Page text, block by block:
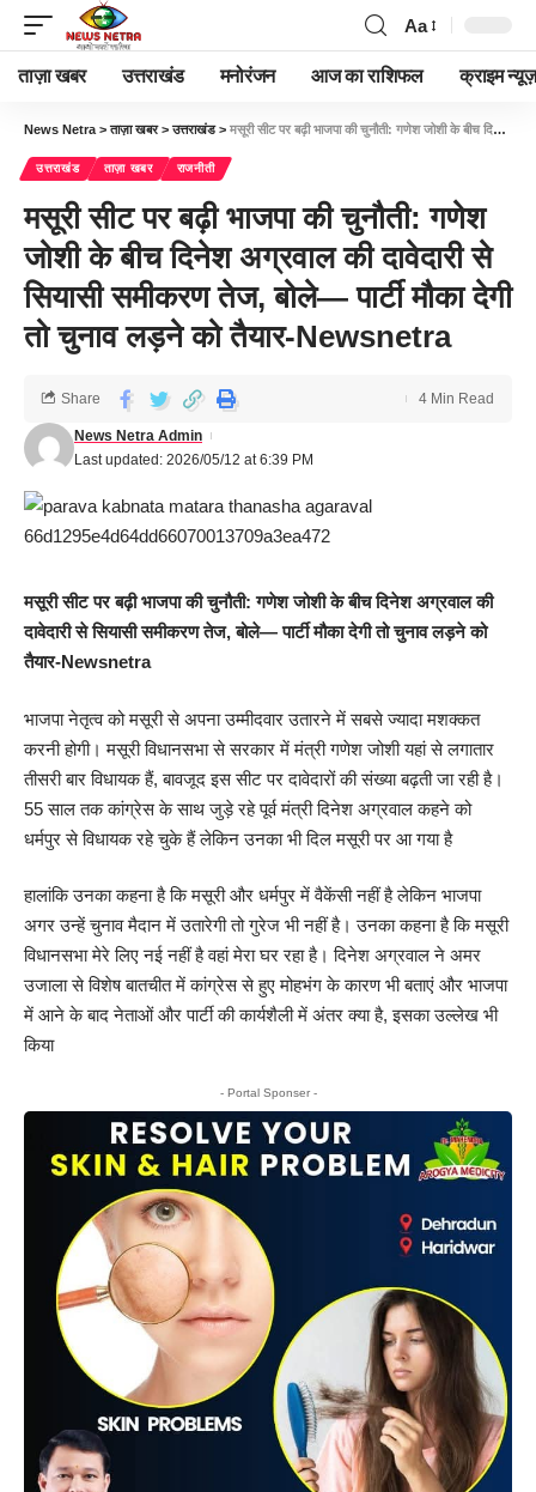
Aa
ताज़ा खबर उत्तराखंड मनोरंजन आज का राशिफल क्राइम न्यूज़
News Netra >ताज़ा खबर>उत्तराखंड> मसूरी सीट पर बढ़ी भाजपा की चुनौती: गणेश जोशी के बीच दिनेश अग्रवाल की दावेदारी से सियासी समीकरण तेज, बोले— पार्टी मौका देगी तो चुनाव लड़ने को तैयार-Newsnetra
उत्तराखंड ताज़ा खबर राजनीती
मसूरी सीट पर बढ़ी भाजपा की चुनौती: गणेश
जोशी के बीच दिनेश अग्रवाल की दावेदारी से
सियासी समीकरण तेज, बोले— पार्टी मौका देगी
तो चुनाव लड़ने को तैयार-Newsnetra
Last updated: 2026/05/12 at 6:39 PM
News Netra Admin
Share 4 Min Read
मसूरी सीट पर बढ़ी भाजपा की चुनौती: गणेश जोशी के बीच दिनेश अग्रवाल की
दावेदारी से सियासी समीकरण तेज, बोले— पार्टी मौका देगी तो चुनाव लड़ने को
तैयार-Newsnetra
भाजपा नेतृत्व को मसूरी से अपना उम्मीदवार उतारने में सबसे ज्यादा मशक्कत
करनी होगी। मसूरी विधानसभा से सरकार में मंत्री गणेश जोशी यहां से लगातार
तीसरी बार विधायक हैं, बावजूद इस सीट पर दावेदारों की संख्या बढ़ती जा रही है।
55 साल तक कांग्रेस के साथ जुड़े रहे पूर्व मंत्री दिनेश अग्रवाल कहने को
धर्मपुर से विधायक रहे चुके हैं लेकिन उनका भी दिल मसूरी पर आ गया है
हालांकि उनका कहना है कि मसूरी और धर्मपुर में वैकेंसी नहीं है लेकिन भाजपा
अगर उन्हें चुनाव मैदान में उतारेगी तो गुरेज भी नहीं है। उनका कहना है कि मसूरी
विधानसभा मेरे लिए नई नहीं है वहां मेरा घर रहा है। दिनेश अग्रवाल ने अमर
उजाला से विशेष बातचीत में कांग्रेस से हुए मोहभंग के कारण भी बताएं और भाजपा
में आने के बाद नेताओं और पार्टी की कार्यशैली में अंतर क्या है, इसका उल्लेख भी
किया
- Portal Sponser -